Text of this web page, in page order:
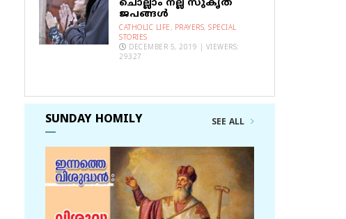
ചൊല്ലാം നല്ല സുകൃത
ജപങ്ങൾ
CATHOLIC LIFE, PRAYERS, SPECIAL
STORIES
DECEMBER 5, 2019 | VIEWERS:
29327
SUNDAY HOMILY SEE ALL